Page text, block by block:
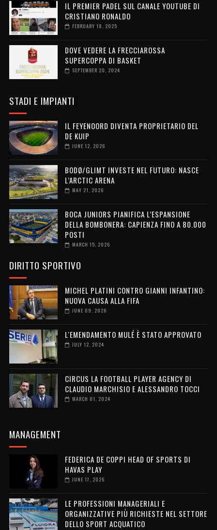
IL PREMIER PADEL SUL CANALE YOUTUBE DI
CRISTIANO RONALDO
FEBRUARY 18, 2025
DOVE VEDERE LA FRECCIAROSSA
SUPERCOPPA DI BASKET
SEPTEMBER 20, 2024
STADI E IMPIANTI
IL FEYENOORD DIVENTA PROPRIETARIO DEL
DE KUIP
JUNE 12, 2026
BODØ/GLIMT INVESTE NEL FUTURO: NASCE
L’ARCTIC ARENA
MAY 21, 2026
BOCA JUNIORS PIANIFICA L’ESPANSIONE
DELLA BOMBONERA: CAPIENZA FINO A 80.000
POSTI
MARCH 15, 2026
DIRITTO SPORTIVO
MICHEL PLATINI CONTRO GIANNI INFANTINO:
NUOVA CAUSA ALLA FIFA
JUNE 09, 2026
L'EMENDAMENTO MULÉ È STATO APPROVATO
JULY 12, 2024
CIRCUS LA FOOTBALL PLAYER AGENCY DI
CLAUDIO MARCHISIO E ALESSANDRO TOCCI
MARCH 01, 2024
MANAGEMENT
FEDERICA DE COPPI HEAD OF SPORTS DI
HAVAS PLAY
JUNE 17, 2026
LE PROFESSIONI MANAGERIALI E
ORGANIZZATIVE PIÙ RICHIESTE NEL SETTORE
DELLO SPORT ACQUATICO